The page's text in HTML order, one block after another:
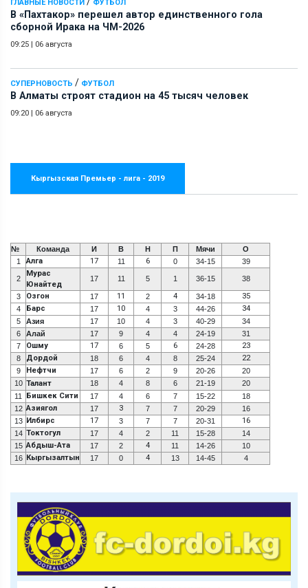
ГЛАВНЫЕ НОВОСТИ ФУТБОЛ
В «Пахтакор» перешел автор единственного гола
сборной Ирака на ЧМ-2026
09:25 | 06 августа
СУПЕРНОВОСТЬ / ФУТБОЛ
В Алматы строят стадион на 45 тысяч человек
09:20 | 06 августа
Кыргызская Премьер - лига - 2019
№ Команда И В Н П Мячи
О
1
Алга 17 11 6 0 34-15 39
2
Мурас
Юнайтед
17 11 5 1 36-15 38
3 Озгон 17 11 2 4 34-18 35
4 Барс 17 10 4 3 44-26 34
5 Азия 17 10 4 3 40-29
34
6
Алай 17 9 4 4 24-19
31
7
Ошму 17 6 5 6 24-28 23
8 Дордой 18 6 4 8 25-24 22
9 Нефтчи 17 6 2 9 20-26
20
10 Талант 18 4 8 6 21-19
20
11
Бишкек Сити 17 4 6 7 15-22
18
12 Азиягол 17 3 7 7 20-29
16
13 Илбирс 17 3 7 7 20-31 16
14 Токтогул 17 4 2 11 15-28
14
15 Абдыш-Ата 17 2 4 11 14-26
10
16 Кыргызалтын 17 0 4 13 14-45 4